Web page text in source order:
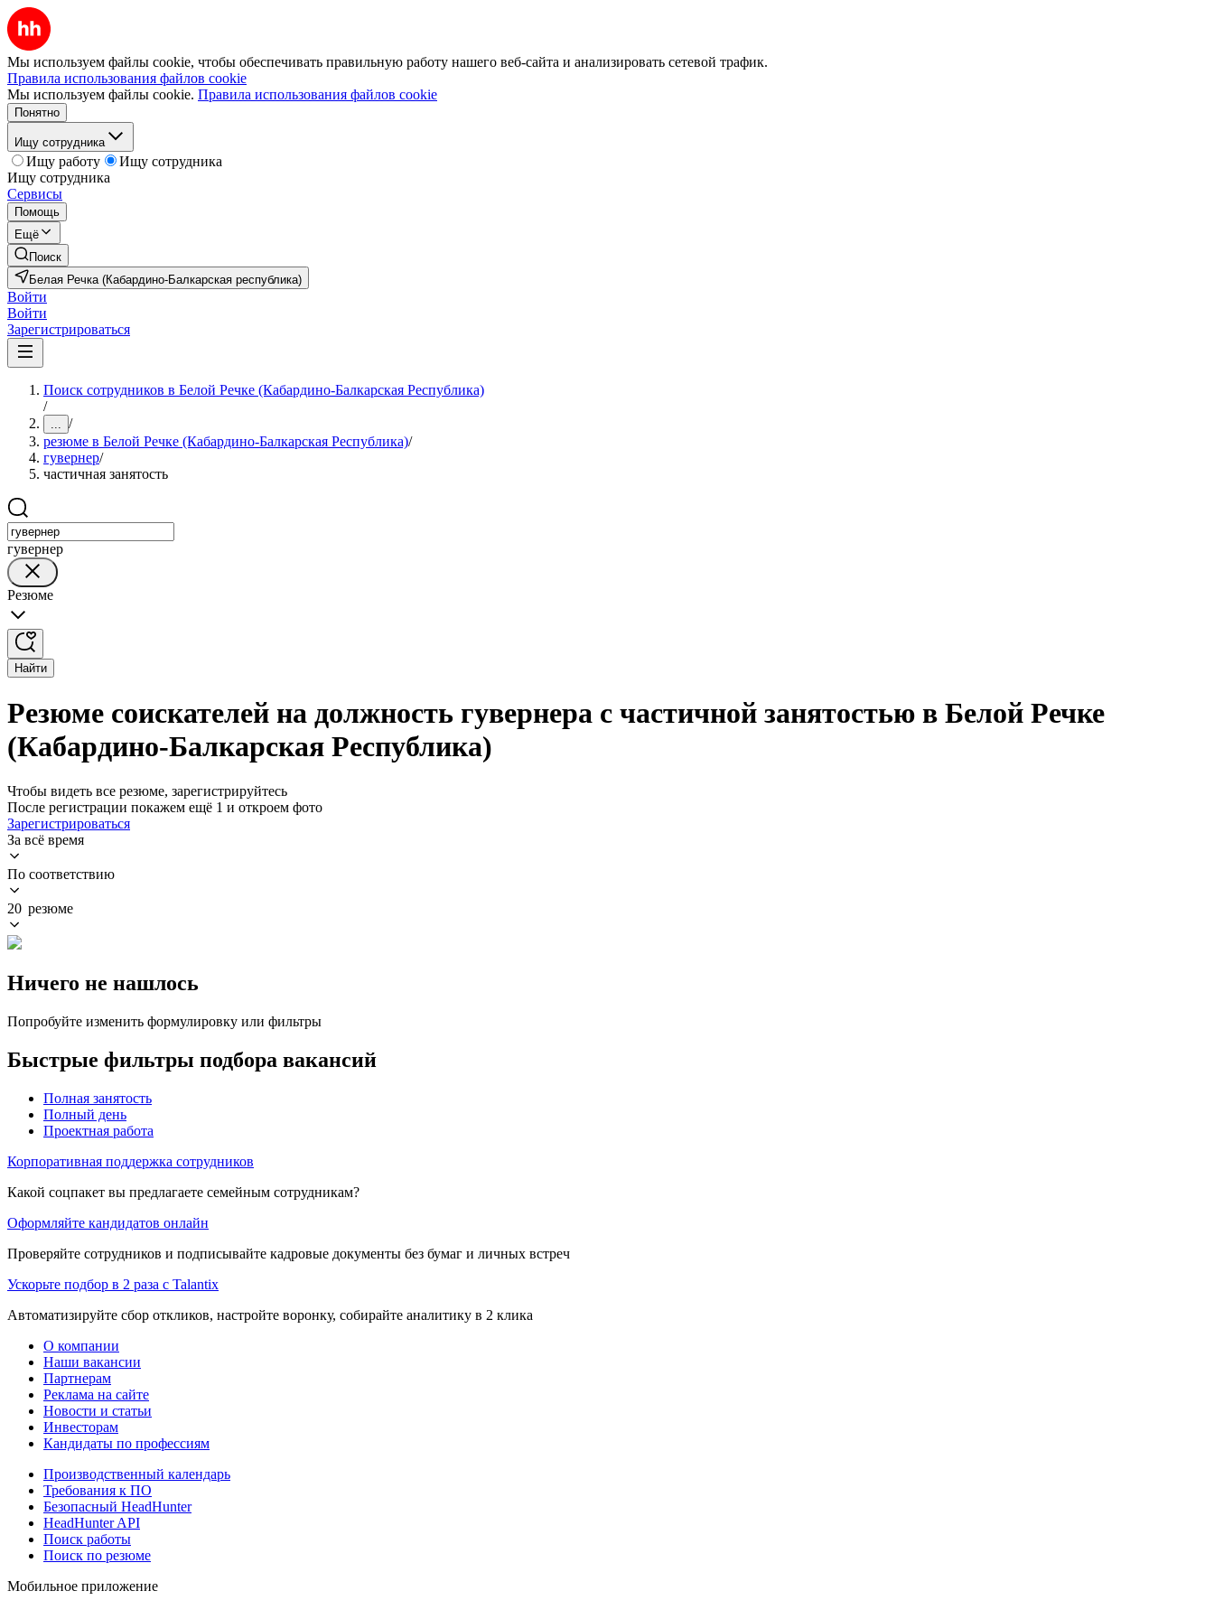
Мы используем файлы cookie, чтобы обеспечивать правильную работу нашего веб-сайта и анализировать сетевой трафик.
Правила использования файлов cookie
Мы используем файлы cookie. Правила использования файлов cookie
Понятно
Ищу сотрудника
Ищу работу
Ищу сотрудника
Ищу сотрудника
Сервисы
Помощь
Ещё
Поиск
Белая Речка (Кабардино-Балкарская республика)
Войти
Войти
Зарегистрироваться
Поиск сотрудников в Белой Речке (Кабардино-Балкарская Республика)
/
... /
резюме в Белой Речке (Кабардино-Балкарская Республика)/
гувернер/
частичная занятость
гувернер
Резюме
Найти
Резюме соискателей на должность гувернера с частичной занятостью в Белой Речке
(Кабардино-Балкарская Республика)
Чтобы видеть все резюме, зарегистрируйтесь
После регистрации покажем ещё 1 и откроем фото
Зарегистрироваться
За всё время
По соответствию
20 резюме
Ничего не нашлось
Попробуйте изменить формулировку или фильтры
Быстрые фильтры подбора вакансий
Полная занятость
Полный день
Проектная работа
Корпоративная поддержка сотрудников
Какой соцпакет вы предлагаете семейным сотрудникам?
Оформляйте кандидатов онлайн
Проверяйте сотрудников и подписывайте кадровые документы без бумаг и личных встреч
Ускорьте подбор в 2 раза с Talantix
Автоматизируйте сбор откликов, настройте воронку, собирайте аналитику в 2 клика
О компании
Наши вакансии
Партнерам
Реклама на сайте
Новости и статьи
Инвесторам
Кандидаты по профессиям
Производственный календарь
Требования к ПО
Безопасный HeadHunter
HeadHunter API
Поиск работы
Поиск по резюме
Мобильное приложение